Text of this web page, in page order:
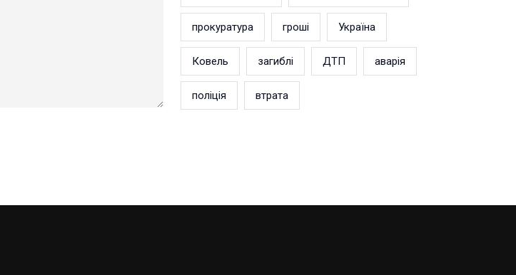
прокуратура гроші Україна
Ковель загиблі ДТП аварія
поліція втрата